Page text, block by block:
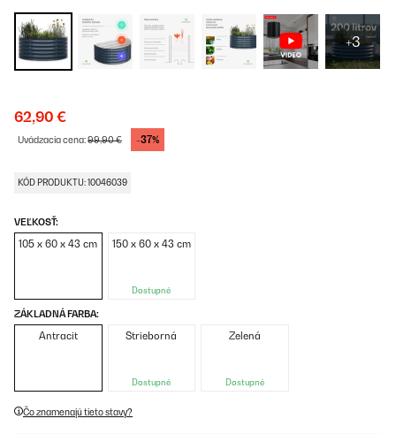
+3
62,90 €
Uvádzacia cena:99,90 € -37%
KÓD PRODUKTU: 10046039
VEĽKOSŤ:
105 x 60 x 43 cm 150 x 60 x 43 cm
Dostupné
ZÁKLADNÁ FARBA:
Antracit Strieborná
Dostupné
Zelená
Dostupné
Čo znamenajú tieto stavy?